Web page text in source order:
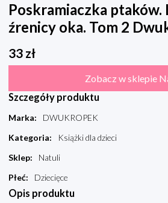
Poskramiaczka ptaków.
źrenicy oka. Tom 2
33 zł
Zobacz w sklepie
Szczegóły produktu
Marka:
DWUKROPEK
Kategoria:
Książki dla dzieci
Sklep:
Natuli
Płeć: Dziecięce
Opis produktu